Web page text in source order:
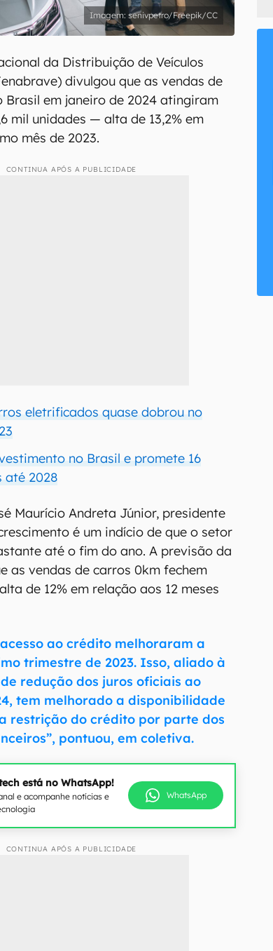
senivpetro/Freepik/CC
da Distribuição de Veículos
divulgou que as vendas de
Brasil em janeiro de 2024 atingiram
mil unidades — alta de 13,2% em
mês de 2023.
CONTINUA APÓS A PUBLICIDADE
eletrificados quase dobrou no
no Brasil e promete 16
até 2028
Maurício Andreta Júnior, presidente
é um indício de que o setor
até o fim do ano. A previsão da
as vendas de carros 0km fechem
de 12% em relação aos 12 meses
acesso ao crédito melhoraram a
trimestre de 2023. Isso, aliado à
redução dos juros oficiais ao
tem melhorado a disponibilidade
restrição do crédito por parte dos
pontuou, em coletiva.
está no WhatsApp!
e acompanhe notícias e
WhatsApp
CONTINUA APÓS A PUBLICIDADE